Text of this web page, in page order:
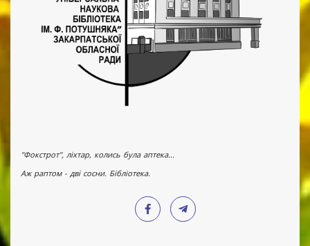
"Фокстрот", ліхтар, колись була аптека...
Аж раптом - дві сосни. Бібліотека.